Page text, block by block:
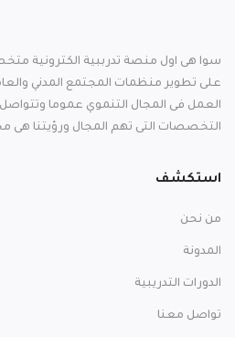
سوا هى اول منصة تدرببية الكترونية
على تطوير منظمات المجتمع المدني
العمل فى المجال التنموي عموما
التخصصات التى تهم المجال ورؤيتنا هى
استكشف
من نحن
المدونة
الدورات التدريبية
تواصل معنا